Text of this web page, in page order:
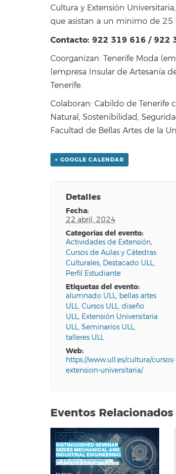
Cultura y Extensión
que asistan a un mínimo de 25
Contacto: 922 319 616 / 922
Coorganizan: Tenerife Moda
(empresa Insular de Artesanía
Tenerife.
Colaboran: Cabildo de Tenerife
Natural, Sostenibilidad,
Facultad de Bellas Artes de la
+ GOOGLE CALENDAR
Detalles
fecha:
22 abril, 2024
categorías del evento:
Actividades de Extensión,
Cursos de Aulas y Cátedras
Culturales, Destacado ULL,
Perfil Estudiante
etiquetas del evento:
alumnado ULL, bellas artes
ULL, Cursos ULL, diseño
ULL, Extensión Universitaria
ULL, Seminarios ULL,
talleres ULL
web:
https://www.ull.es/cultura/cursos-
extension-universitaria/
Eventos Relacionados